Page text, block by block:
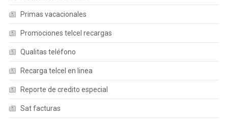
Primas vacacionales
Promociones telcel recargas
Qualitas teléfono
Recarga telcel en linea
Reporte de credito especial
Sat facturas